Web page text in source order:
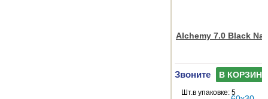
Alchemy 7.0 Black
Звоните В КОРЗИНУ
Шт.в упаковке: 5